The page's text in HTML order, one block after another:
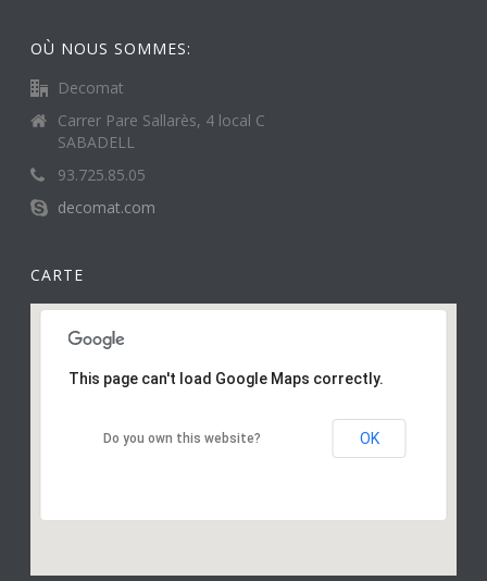
OÙ NOUS SOMMES:
Decomat
Carrer Pare Sallarès, 4 local C
SABADELL
93.725.85.05
decomat.com
CARTE
This page can't load Google Maps correctly.
Do you own this website? OK